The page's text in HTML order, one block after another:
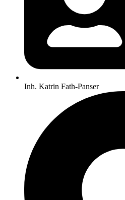
Inh. Katrin Fath-Panser